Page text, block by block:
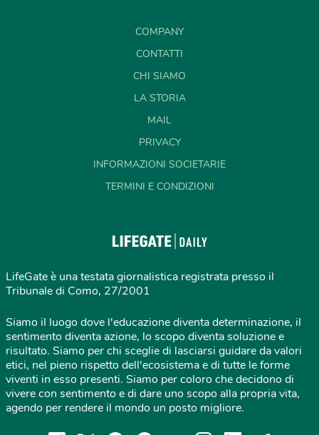
COMPANY
CONTATTI
CHI SIAMO
LA STORIA
MAIL
PRIVACY
INFORMAZIONI SOCIETARIE
TERMINI E CONDIZIONI
LifeGate è una testata giornalistica registrata presso il
Tribunale di Como, 27/2001
Siamo il luogo dove l'educazione diventa determinazione, il
sentimento diventa azione, lo scopo diventa soluzione e
risultato. Siamo per chi sceglie di lasciarsi guidare da valori
etici, nel pieno rispetto dell'ecosistema e di tutte le forme
viventi in esso presenti. Siamo per coloro che decidono di
vivere con sentimento e di dare uno scopo alla propria vita,
agendo per rendere il mondo un posto migliore.